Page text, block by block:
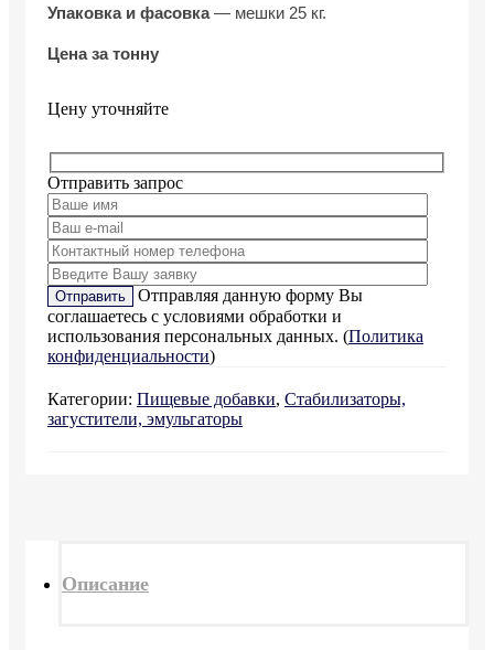
Упаковка и фасовка— мешки 25 кг.
Цена за тонну
Цену уточняйте
Отправить запрос
Отправляя данную форму Вы
соглашаетесь с условиями обработки и
использования персональных данных. (Политика
конфиденциальности)
Категории: Пищевые добавки, Стабилизаторы,
загустители, эмульгаторы
Описание